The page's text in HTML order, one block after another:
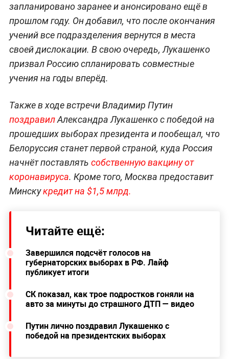
запланировано заранее и анонсировано ещё в
прошлом году. Он добавил, что после окончания
учений все подразделения вернутся в места
своей дислокации. В свою очередь, Лукашенко
призвал Россию спланировать совместные
учения на годы вперёд.
Также в ходе встречи Владимир Путин
поздравилАлександра Лукашенко с победой на
прошедших выборах президента и пообещал, что
Белоруссия станет первой страной, куда Россия
начнёт поставлять собственную вакцину от
коронавируса. Кроме того, Москва предоставит
Минскукредит на $1,5 млрд.
Читайте ещё:
Завершился подсчёт голосов на
губернаторских выборах в РФ. Лайф
публикует итоги
СК показал, как трое подростков гоняли на
авто за минуты до страшного ДТП — видео
Путин лично поздравил Лукашенко с
победой на президентских выборах